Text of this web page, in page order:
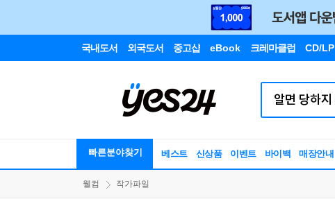
국내도서 외국도서 중고샵 eBook 크레마클럽 CD/LP
빠른분야찾기 베스트 신상품 이벤트 바이백 매장안내
웰컴 작가파일